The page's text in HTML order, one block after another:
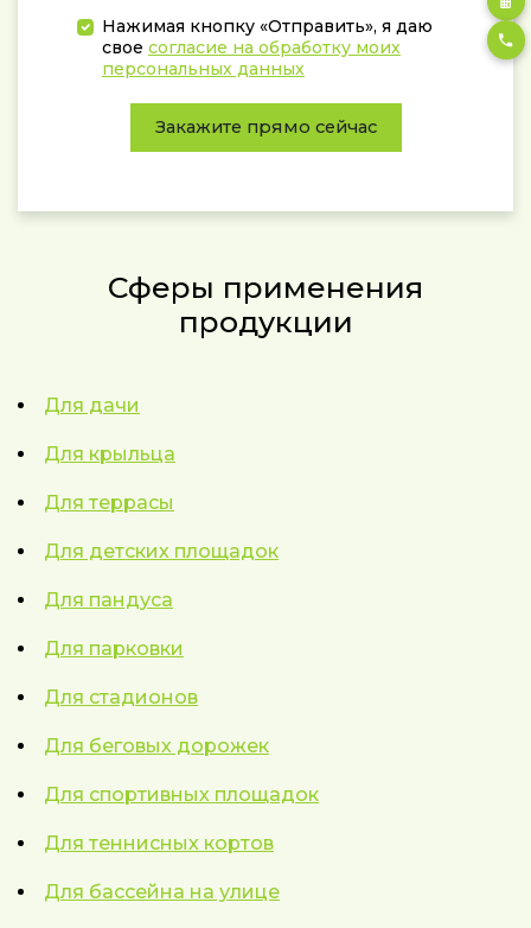
Нажимая кнопку «Отправить», я даю
свое согласие на обработку моих
персональных данных
Закажите прямо сейчас
Сферы применения
продукции
Для дачи
Для крыльца
Для террасы
Для детских площадок
Для пандуса
Для парковки
Для стадионов
Для беговых дорожек
Для спортивных площадок
Для теннисных кортов
Для бассейна на улице